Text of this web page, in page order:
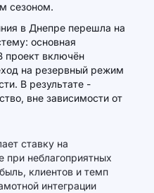
сезоном.
в Днепре перешла на
основная
проект включён
на резервный режим
В результате -
вне зависимости от
ставку на
при неблагоприятных
клиентов и темп
интеграции